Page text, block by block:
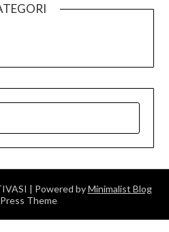
| Powered byMinimalist Blog
Theme